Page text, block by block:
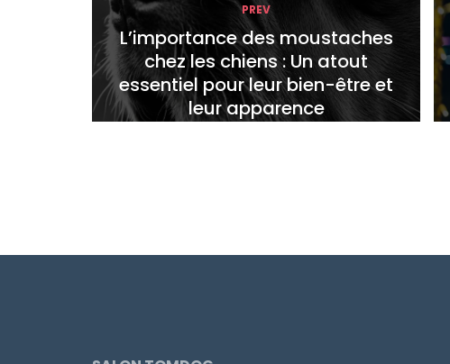
PREV
L’importance des moustaches
chez les chiens : Un atout
essentiel pour leur bien-être et
leur apparence